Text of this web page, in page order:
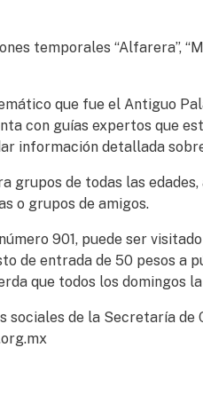
temporales “Alfarera”,
que fue el Antiguo
con guías expertos que
información detallada
grupos de todas las
o grupos de amigos.
901, puede ser
de entrada de 50 pesos a
que todos los domingos
de la Secretaría de